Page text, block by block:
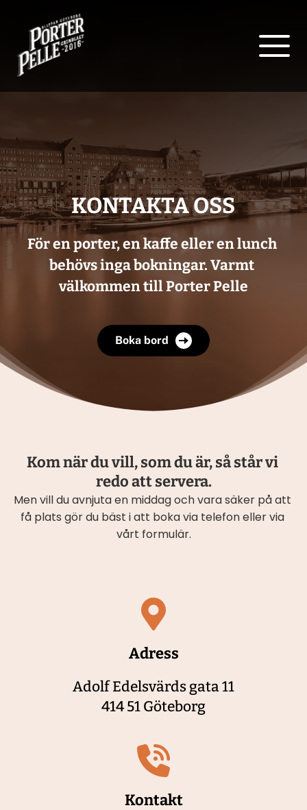
KONTAKTA OSS
För en porter, en kaffe eller en lunch
behövs inga bokningar. Varmt
välkommen till Porter Pelle
Boka bord
Kom när du vill, som du är, så står vi
redo att servera.
Men vill du avnjuta en middag och vara säker på att
få plats gör du bäst i att boka via telefon eller via
vårt formulär.
Adress
Adolf Edelsvärds gata 11
414 51 Göteborg
Kontakt